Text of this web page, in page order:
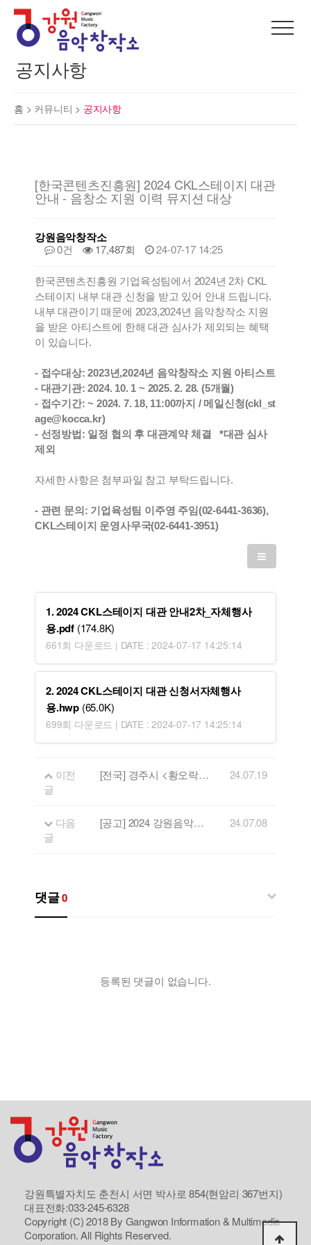
공지사항
홈 > 커뮤니티 > 공지사항
[한국콘텐츠진흥원] 2024 CKL스테이지 대관
안내 - 음창소 지원 이력 뮤지션 대상
강원음악창작소
0건 17,487회 24-07-17 14:25
한국콘텐츠진흥원 기업육성팀에서 2024년 2차 CKL
스테이지 내부 대관 신청을 받고 있어 안내 드립니다.
내부 대관이기 때문에 2023,2024년 음악창작소 지원
을 받은 아티스트에 한해 대관 심사가 제외되는 혜택
이 있습니다.
- 접수대상: 2023년,2024년 음악창작소 지원 아티스트
- 대관기관: 2024. 10. 1 ~ 2025. 2. 28. (5개월)
- 접수기간: ~ 2024. 7. 18, 11:00까지 / 메일신청(ckl_st
age@kocca.kr)
- 선정방법: 일정 협의 후 대관계약 체결 *대관 심사
제외
자세한 사항은 첨부파일 참고 부탁드립니다.
- 관련 문의: 기업육성팀 이주영 주임(02-6441-3636),
CKL스테이지 운영사무국(02-6441-3951)
1. 2024 CKL스테이지 대관 안내2차_자체행사
용.pdf (174.8K)
661회 다운로드 | DATE : 2024-07-17 14:25:14
2. 2024 CKL스테이지 대관 신청서자체행사
용.hwp (65.0K)
699회 다운로드 | DATE : 2024-07-17 14:25:14
이전
글
[전국] 경주시 <황오락 뮤직 페스타> 1일차 공연 참가자 모집 (공연지원금) 24.07.19
다음
글
[공고] 2024 강원음악창작소 음원제작 지원사업 선정 결과 24.07.08
댓글0
등록된 댓글이 없습니다.
강원특별자치도 춘천시 서면 박사로 854(현암리 367번지)
대표전화:033-245-6328
Copyright (C) 2018 By Gangwon Information & Multimedia
Corporation. All Rights Reserved.